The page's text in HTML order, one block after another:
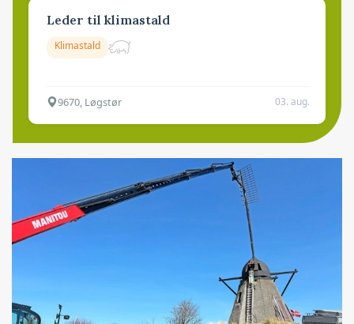
Leder til klimastald
Klimastald
9670, Løgstør 03. aug.